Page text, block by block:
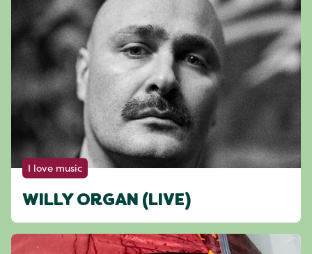
I love music
WILLY ORGAN (LIVE)